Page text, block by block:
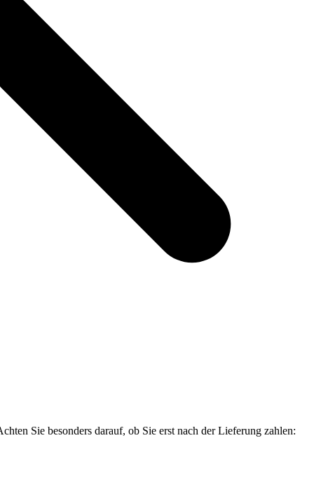
Sie besonders darauf, ob Sie erst nach der Lieferung zahlen: